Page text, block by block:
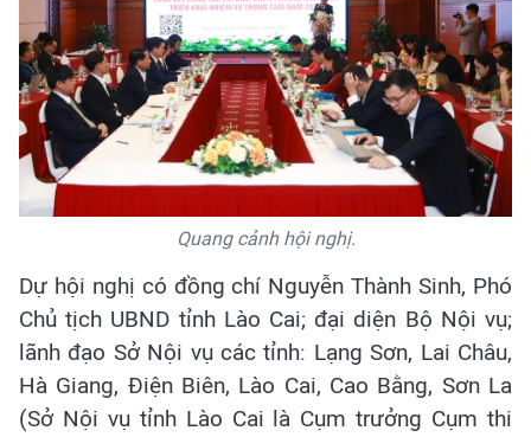
Quang cảnh hội nghị.
Dự hội nghị có đồng chí Nguyễn Thành Sinh, Phó
Chủ tịch UBND tỉnh Lào Cai; đại diện Bộ Nội vụ;
lãnh đạo Sở Nội vụ các tỉnh: Lạng Sơn, Lai Châu,
Hà Giang, Điện Biên, Lào Cai, Cao Bằng, Sơn La
(Sở Nội vụ tỉnh Lào Cai là Cụm trưởng Cụm thi